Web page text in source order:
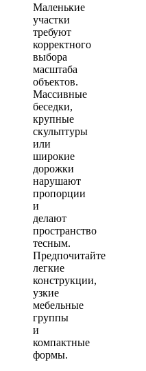
Маленькие
участки
требуют
корректного
выбора
масштаба
объектов.
Массивные
беседки,
крупные
скульптуры
или
широкие
дорожки
нарушают
пропорции
и
делают
пространство
тесным.
Предпочитайте
легкие
конструкции,
узкие
мебельные
группы
и
компактные
формы.